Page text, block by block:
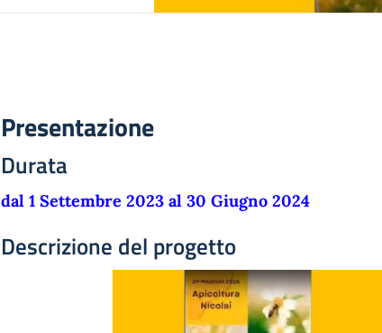
Presentazione
Durata
dal 1 Settembre 2023 al 30 Giugno 2024
Descrizione del progetto